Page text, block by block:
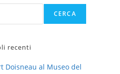
sito
CERCA
recenti
Doisneau al Museo del